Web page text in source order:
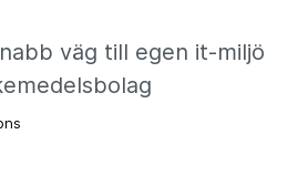
väg till egen it-miljö